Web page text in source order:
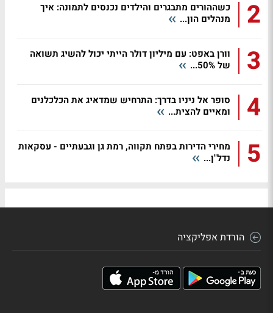
2
כשההורים מתבגרים והילדים נכנסים לתמונה: איך
מנהלים הון...
3
וורן באפט: עם מיליון דולר הייתי יכול להשיג תשואה
של 50%...
4
סופר אל ניניו בדרך: התרחיש שמדאיג את הכלכלנים
ומאיים להצית...
5
מחירי הדירות בפתח תקווה, רמת גן וגבעתיים - עסקאות
נדל"ן...
הורדת אפליקציה